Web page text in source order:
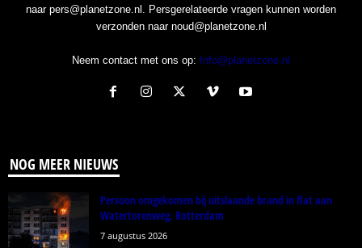
naar pers@planetzone.nl. Persgerelateerde vragen kunnen worden
verzonden naar noud@planetzone.nl
Neem contact met ons op: Info@planetzone.nl
NOG MEER NIEUWS
Persoon omgekomen bij uitslaande brand in flat aan
Watertorenweg, Rotterdam
7 augustus 2026